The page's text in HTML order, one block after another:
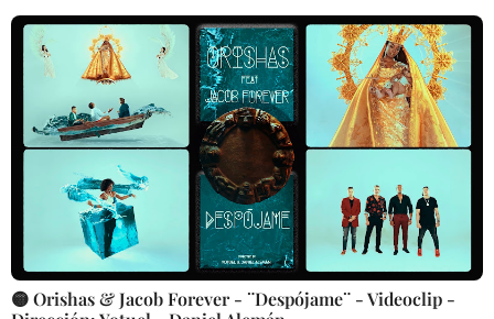
🟡 Orishas & Jacob Forever - ¨Despójame¨ - Videoclip -